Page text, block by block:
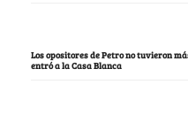
Los opositores de Petro no tuvieron
entró a la Casa Blanca